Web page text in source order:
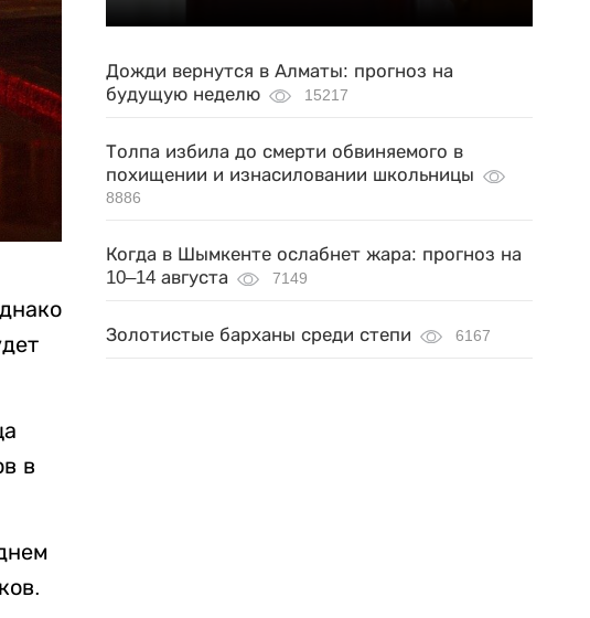
в
Дожди вернутся в Алматы: прогноз на
будущую неделю
15217
Толпа избила до смерти обвиняемого в
похищении и изнасиловании школьницы
8886
Когда в Шымкенте ослабнет жара: прогноз на
10–14 августа
7149
Золотистые барханы среди степи 6167